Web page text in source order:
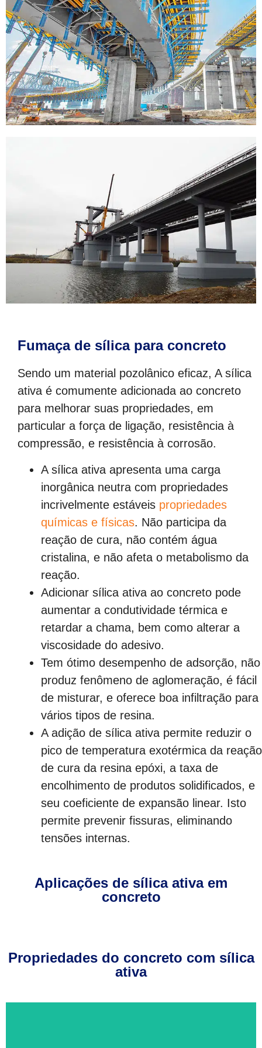
Fumaça de sílica para concreto
Sendo um material pozolânico eficaz, A sílica
ativa é comumente adicionada ao concreto
para melhorar suas propriedades, em
particular a força de ligação, resistência à
compressão, e resistência à corrosão.
A sílica ativa apresenta uma carga
inorgânica neutra com propriedades
incrivelmente estáveis propriedades
químicas e físicas. Não participa da
reação de cura, não contém água
cristalina, e não afeta o metabolismo da
reação.
Adicionar sílica ativa ao concreto pode
aumentar a condutividade térmica e
retardar a chama, bem como alterar a
viscosidade do adesivo.
Tem ótimo desempenho de adsorção, não
produz fenômeno de aglomeração, é fácil
de misturar, e oferece boa infiltração para
vários tipos de resina.
A adição de sílica ativa permite reduzir o
pico de temperatura exotérmica da reação
de cura da resina epóxi, a taxa de
encolhimento de produtos solidificados, e
seu coeficiente de expansão linear. Isto
permite prevenir fissuras, eliminando
tensões internas.
Aplicações de sílica ativa em
concreto
Propriedades do concreto com sílica
ativa